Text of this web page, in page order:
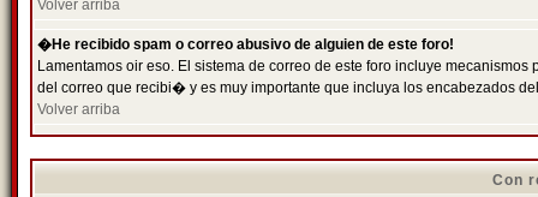
Volver arriba
�He recibido spam o correo abusivo de alguien de este foro!
Lamentamos oir eso. El sistema de correo de este foro incluye
del correo que recibi� y es muy importante que incluya los encabezados
Volver arriba
Con